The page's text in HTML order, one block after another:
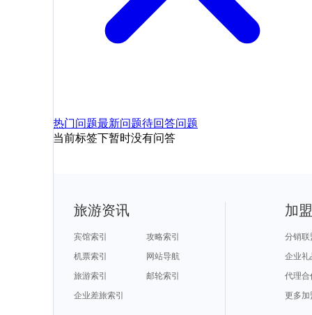
热门问题最新问题待回答问题
当前标签下暂时没有问答
旅游资讯
宾馆索引
攻略索引
机票索引
网站导航
旅游索引
邮轮索引
企业差旅索引
加
分销联
企业礼
代理合
更多加